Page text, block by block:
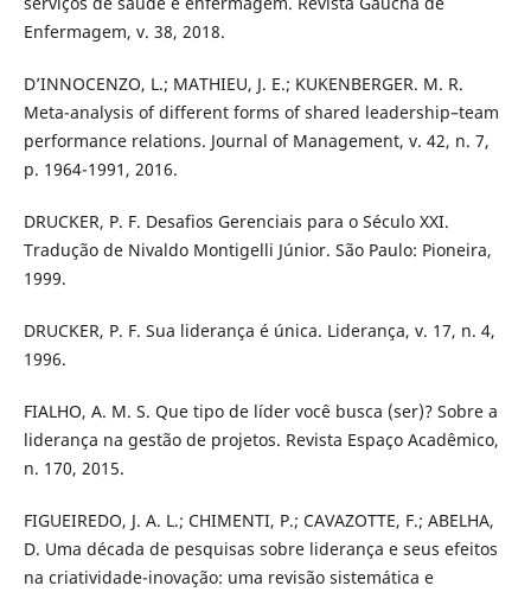
Enfermagem, v. 38, 2018.
D’INNOCENZO, L.; MATHIEU, J. E.; KUKENBERGER. M. R.
Meta-analysis of different forms of shared leadership–team
performance relations. Journal of Management, v. 42, n. 7,
p. 1964-1991, 2016.
DRUCKER, P. F. Desafios Gerenciais para o Século XXI.
Tradução de Nivaldo Montigelli Júnior. São Paulo: Pioneira,
1999.
DRUCKER, P. F. Sua liderança é única. Liderança, v. 17, n. 4,
1996.
FIALHO, A. M. S. Que tipo de líder você busca (ser)? Sobre a
liderança na gestão de projetos. Revista Espaço Acadêmico,
n. 170, 2015.
FIGUEIREDO, J. A. L.; CHIMENTI, P.; CAVAZOTTE, F.; ABELHA,
D. Uma década de pesquisas sobre liderança e seus efeitos
na criatividade-inovação: uma revisão sistemática e